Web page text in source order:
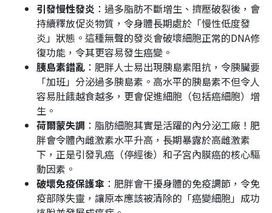
引發慢性發炎 ：過多脂肪不斷增生、擠壓破裂後，會
持續釋放促炎物質，令身體長期處於「慢性低度發
炎」狀態。這種無聲的發炎會破壞細胞正常的DNA修
復功能，令其更容易發生癌變。
胰島素錯亂 ：肥胖人士易出現胰島素阻抗，令胰臟要
「加班」分泌過多胰島素。高水平的胰島素不但令人
容易肚餓越食越多，更會促進細胞（包括癌細胞）增
生。
荷爾蒙失調 ：脂肪細胞其實是活躍的內分泌工廠！肥
胖會令體內雌激素水平升高，長期暴露於高雌激素
下，正是引發乳癌（停經後）和子宮內膜癌的核心驅
動因素。
破壞免疫保護傘 ：肥胖會干擾身體的免疫調節，令免
疫部隊失靈，讓原本應該被清除的「癌變細胞」成功